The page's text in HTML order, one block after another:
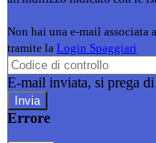
Non hai una e-mail associata
tramite la Login Spaggiari
E-mail inviata, si prega
Errore